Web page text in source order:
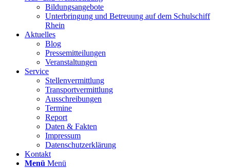
Bildungsangebote
Unterbringung und Betreuung auf dem Schulschiff
Rhein
Aktuelles
Blog
Pressemitteilungen
Veranstaltungen
Service
Stellenvermittlung
Transportvermittlung
Ausschreibungen
Termine
Report
Daten & Fakten
Impressum
Datenschutzerklärung
Kontakt
Menü Menü